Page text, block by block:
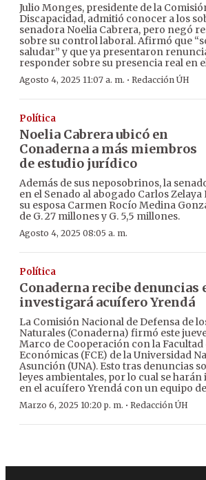
Julio Monges, presidente de la
Discapacidad, admitió conocer a los
senadora Noelia Cabrera, pero negó
sobre su control laboral. Afirmó que
saludar” y que ya presentaron
responder sobre su presencia real en
Agosto 4, 2025 11:07 a. m. · Redacción ÚH
Política
Noelia Cabrera ubicó en
Conaderna a más miembros
de estudio jurídico
Además de sus neposobrinos, la
en el Senado al abogado Carlos
su esposa Carmen Rocío Medina
de G. 27 millones y G. 5,5 millones.
Agosto 4, 2025 08:05 a. m.
Política
Conaderna recibe denuncias
investigará acuífero Yrendá
La Comisión Nacional de Defensa de
Naturales (Conaderna) firmó este
Marco de Cooperación con la Facultad
Económicas (FCE) de la Universidad
Asunción (UNA). Esto tras denuncias
leyes ambientales, por lo cual se
en el acuífero Yrendá con un equipo
Marzo 6, 2025 10:20 p. m. · Redacción ÚH